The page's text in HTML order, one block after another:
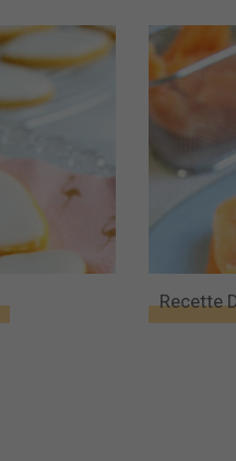
Recette